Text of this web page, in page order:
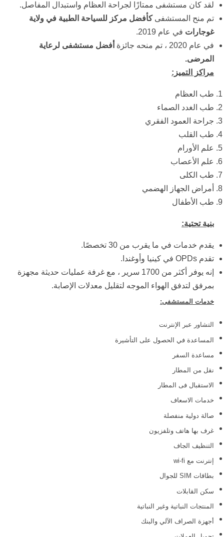
لقد كان مستشفى ممتازًا لجراحة العظام واستبدال المفاصل.
تم منح المستشفىكأفضل مركز للسياحة الطبية في ولاية
غوجارات في عام 2019.
في عام 2020 ، تم منحه جائزة
أفضل مستشفى لرعاية
المرضى.
مراكز التميز:
طب العظام
طب الغدد الصماء
جراحة العمود الفقري
طب القلب
علم الأورام
علم الأعصاب
طب الكلى
أمراض الجهاز الهضمي
طب الأطفال
بنية تحتية:
يقدم خدمات في ما يقرب من 30 تخصصًا.
تقدم OPDs في كينيا وأوغندا.
إنه يوفر أكثر من 1700 سرير ، مع غرفة عمليات حديثة مجهزة
بمرفق لتدفق الهواء الموجه لتقليل معدلات الإصابة.
خدمات المستشفى:
التشاور عبر الإنترنت
المساعدة في الحصول على التأشيرة
مساعدة السفر
نقل من المطار
الاستقبال فى المطار
خدمات الاسعاف
صالة دولية منفصلة
غرف بها هاتف وتلفزيون
التنظيف الجاف
إنترنت مع wi-fi
بطاقات SIM للجوال
سكن القابلات
المنتجات النباتية وغير النباتية
أجهزة الصراف الآلي والبنك